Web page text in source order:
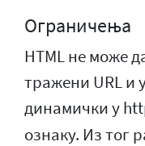
Ограничења
HTML не може
тражени URL и
динамички у
ознаку. Из тог